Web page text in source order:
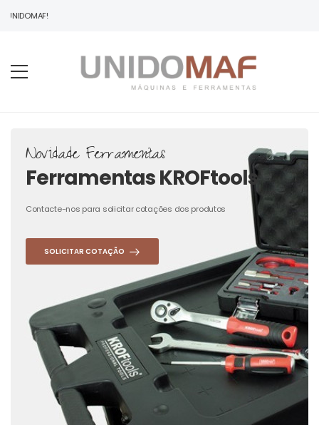
Novidade Ferramentas
Ferramentas KROFtools
Contacte-nos para solicitar cotações dos produtos
SOLICITAR COTAÇÃO